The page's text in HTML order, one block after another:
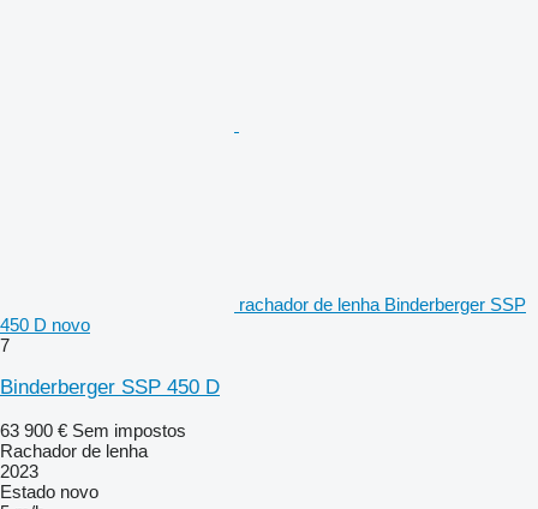
rachador de lenha Binderberger SSP
450 D novo
7
Binderberger SSP 450 D
63 900 € Sem impostos
Rachador de lenha
2023
Estado novo